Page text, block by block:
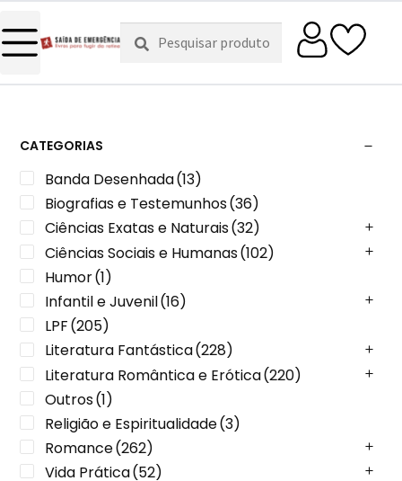
Pesquisar
por:
Pesquisa
CATEGORIAS
Banda Desenhada(13)
Biografias e Testemunhos(36)
Ciências Exatas e Naturais(32)
Ciências Sociais e Humanas(102)
Humor(1)
Infantil e Juvenil(16)
LPF(205)
Literatura Fantástica(228)
Literatura Romântica e Erótica(220)
Outros(1)
Religião e Espiritualidade(3)
Romance(262)
Vida Prática(52)